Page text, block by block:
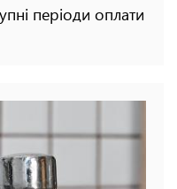
періоди оплати